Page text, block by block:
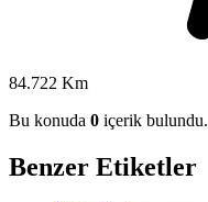
84.722 Km
Bu konuda 0 içerik bulundu.
Benzer Etiketler